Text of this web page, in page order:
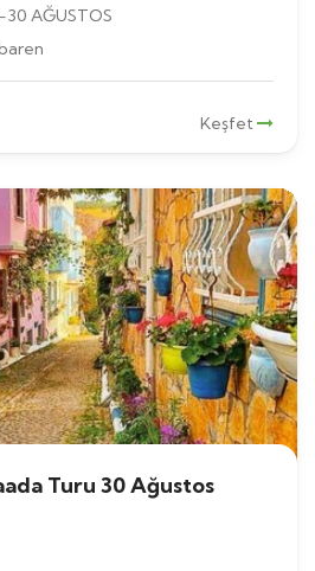
30 AĞUSTOS
Keşfet
Turu 30 Ağustos